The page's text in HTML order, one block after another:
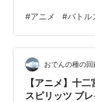
リスト::アニメ作
#アニメ #バトル
おでんの種の
【アニメ】十
スピリッツ ブ